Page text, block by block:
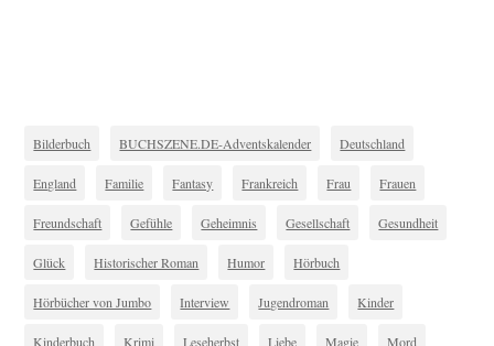
Bilderbuch BUCHSZENE.DE-Adventskalender Deutschland
England Familie Fantasy Frankreich Frau Frauen
Freundschaft Gefühle Geheimnis Gesellschaft Gesundheit
Glück Historischer Roman Humor Hörbuch
Hörbücher von Jumbo Interview Jugendroman Kinder
Kinderbuch Krimi Leseherbst Liebe Magie Mord